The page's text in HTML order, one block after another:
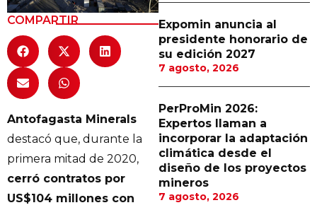
COMPARTIR
Antofagasta Minerals
destacó que, durante la
primera mitad de 2020,
cerró contratos por
US$104 millones con
Expomin anuncia al
presidente honorario de
su edición 2027
7 agosto, 2026
PerProMin 2026:
Expertos llaman a
incorporar la adaptación
climática desde el
diseño de los proyectos
mineros
7 agosto, 2026